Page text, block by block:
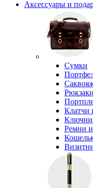
Аксессуары и
Сумки
Клатчи
Ремни и